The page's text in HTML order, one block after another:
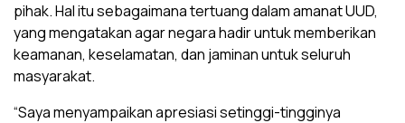
pihak. Hal itu sebagaimana tertuang dalam amanat UUD,
yang mengatakan agar negara hadir untuk memberikan
keamanan, keselamatan, dan jaminan untuk seluruh
masyarakat.
“Saya menyampaikan apresiasi setinggi-tingginya